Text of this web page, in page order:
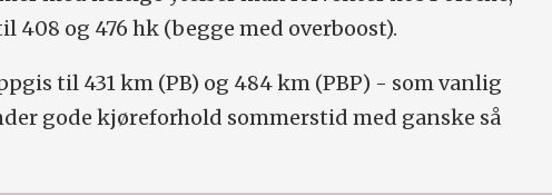
408 og 476 hk (begge med overboost).
til 431 km (PB) og 484 km (PBP) - som vanlig
gode kjøreforhold sommerstid med ganske så